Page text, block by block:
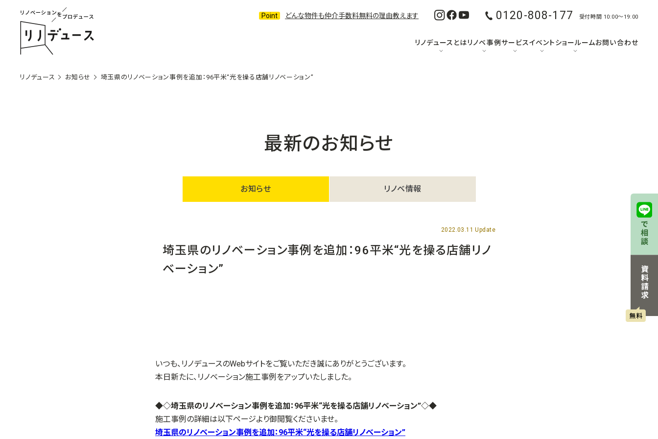
どんな物件も仲介手数料無料の理由教えます 0120-808-177 受付時間 10:00〜19:00
リノデュースとはリノベ事例サービスイベントショールームお問い合わせ
リノデュース お知らせ 埼玉県のリノベーション事例を追加：96平米“光を操る店舗リノベーション”
最新のお知らせ
お知らせ リノベ情報
2022.03.11 Update
埼玉県のリノベーション事例を追加：96平米“光を操る店舗リノ
ベーション”
いつも、リノデュースのWebサイトをご覧いただき誠にありがとうございます。
本日新たに、リノベーション施工事例をアップいたしました。
◆◇埼玉県のリノベーション事例を追加：96平米“光を操る店舗リノベーション”◇◆
施工事例の詳細は以下ページより御閲覧くださいませ。
埼玉県のリノベーション事例を追加：96平米“光を操る店舗リノベーション”